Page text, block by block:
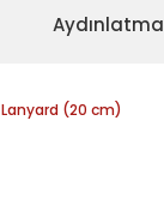
Aydınlatma
Lanyard (20 cm)